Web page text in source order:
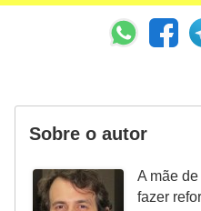
Sobre o autor
A mãe
fazer